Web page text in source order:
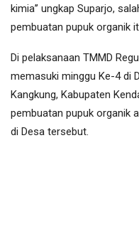
kimia’’ ungkap Suparjo,
pembuatan pupuk organik
Di pelaksanaan TMMD
memasuki minggu Ke-4 di
Kangkung, Kabupaten
pembuatan pupuk organik
di Desa tersebut.